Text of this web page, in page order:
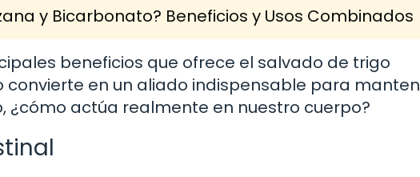
y Bicarbonato? Beneficios y Usos Combinados
beneficios que ofrece el salvado de trigo
convierte en un aliado indispensable para
¿cómo actúa realmente en nuestro cuerpo?